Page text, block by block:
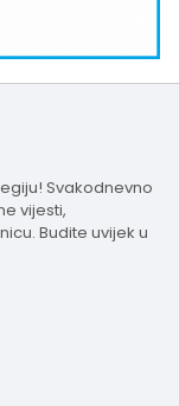
Svakodnevno
vijesti,
Budite uvijek u